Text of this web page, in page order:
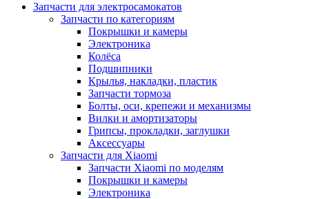
Запчасти для электросамокатов
Запчасти по категориям
Покрышки и камеры
Электроника
Колёса
Подшипники
Крылья, накладки, пластик
Запчасти тормоза
Болты, оси, крепежи и механизмы
Вилки и амортизаторы
Грипсы, прокладки, заглушки
Аксессуары
Запчасти для Xiaomi
Запчасти Xiaomi по моделям
Покрышки и камеры
Электроника